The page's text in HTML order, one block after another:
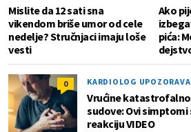
Mislite da 12 sati sna
vikendom briše umor od cele
nedelje? Stručnjaci imaju loše
vesti
Ako
pića:
0 KARDIOLOG UPOZORAVA
Vrućine katastrofalno
sudove: Ovi simptomi
reakciju VIDEO